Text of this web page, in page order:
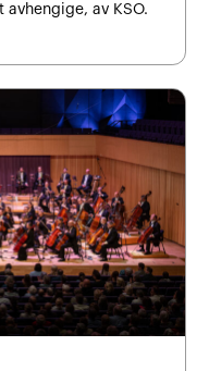
av KSO.